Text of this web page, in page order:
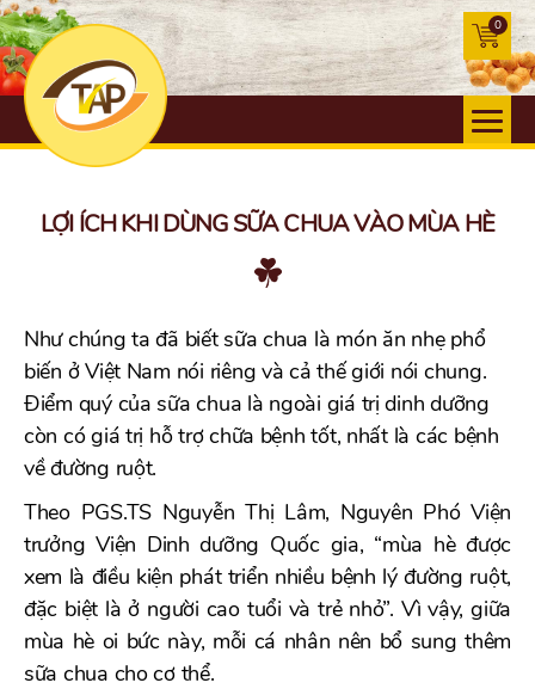
0
LỢI ÍCH KHI DÙNG SỮA CHUA VÀO MÙA HÈ
Như chúng ta đã biết sữa chua là món ăn nhẹ phổ
biến ở Việt Nam nói riêng và cả thế giới nói chung.
Điểm quý của sữa chua là ngoài giá trị dinh dưỡng
còn có giá trị hỗ trợ chữa bệnh tốt, nhất là các bệnh
về đường ruột.
Theo PGS.TS Nguyễn Thị Lâm, Nguyên Phó Viện
trưởng Viện Dinh dưỡng Quốc gia, “mùa hè được
xem là điều kiện phát triển nhiều bệnh lý đường ruột,
đặc biệt là ở người cao tuổi và trẻ nhỏ”. Vì vậy, giữa
mùa hè oi bức này, mỗi cá nhân nên bổ sung thêm
sữa chua cho cơ thể.